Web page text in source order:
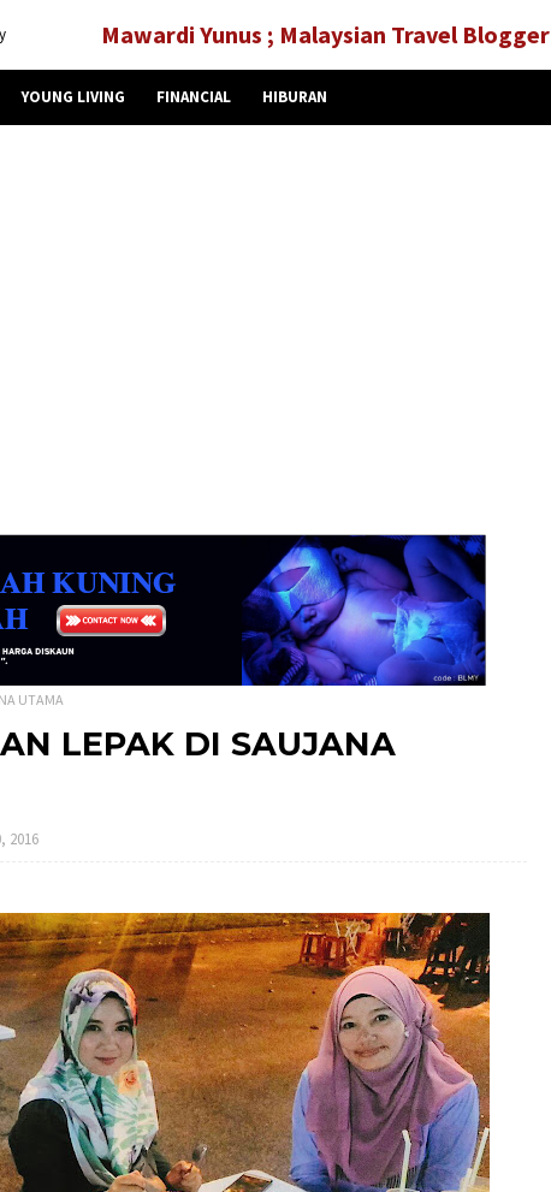
Mawardi Yunus ; Malaysian Travel Blogger
YOUNG LIVING FINANCIAL HIBURAN
UTAMA
LEPAK DI SAUJANA
2016